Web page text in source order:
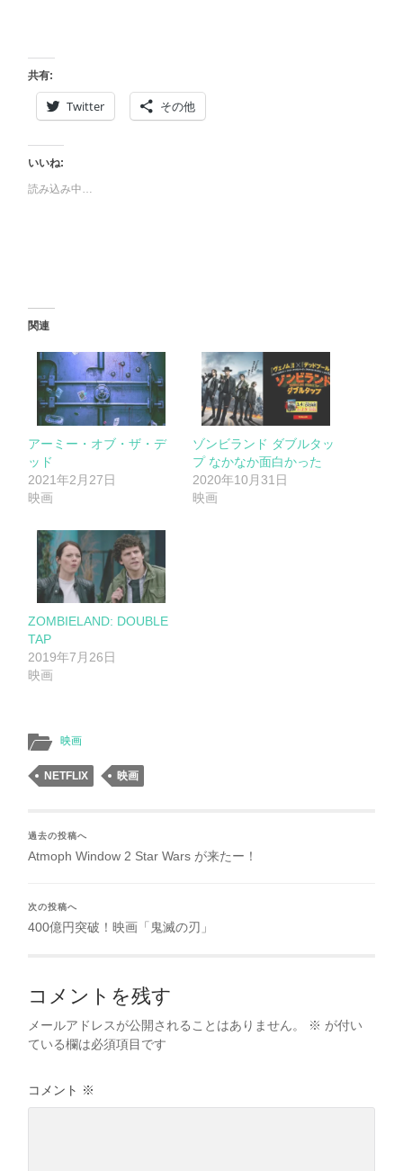
共有:
Twitter その他
いいね:
読み込み中…
関連
アーミー・オブ・ザ・デ
ッド
2021年2月27日
映画
ゾンビランド ダブルタッ
プ なかなか面白かった
2020年10月31日
映画
ZOMBIELAND: DOUBLE
TAP
2019年7月26日
映画
映画
NETFLIX 映画
過去の投稿へ
Atmoph Window 2 Star Wars が来たー！
次の投稿へ
400億円突破！映画「鬼滅の刃」
コメントを残す
メールアドレスが公開されることはありません。 ※ が付い
ている欄は必須項目です
コメント ※